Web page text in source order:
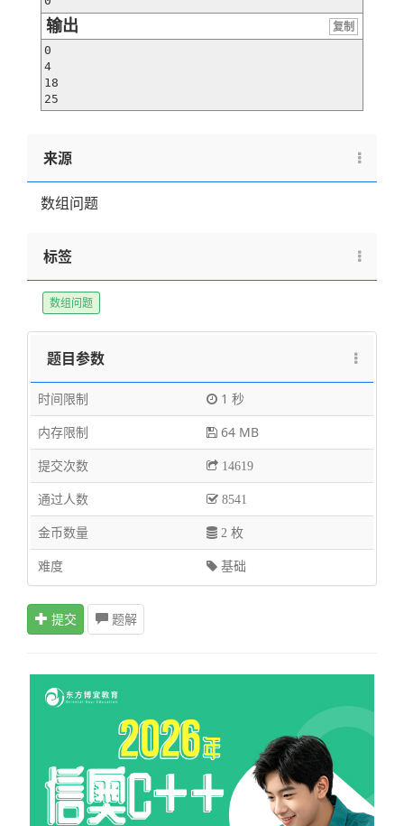
输出
复制
0
4
18
25
来源
数组问题
标签
数组问题
题目参数
时间限制
1 秒
内存限制
64 MB
提交次数
14619
通过人数 8541
金币数量 2 枚
难度 基础
提交 题解